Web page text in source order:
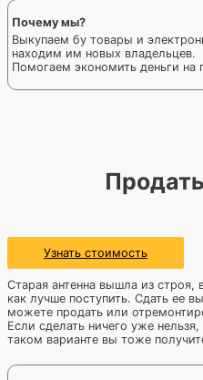
Почему мы?
Выкупаем бу товары и
находим им новых владельцев.
Помогаем экономить деньги на
Узнать стоимость
Старая антенна вышла из строя,
как лучше поступить. Сдать ее
можете продать или
Если сделать ничего уже
таком варианте вы тоже